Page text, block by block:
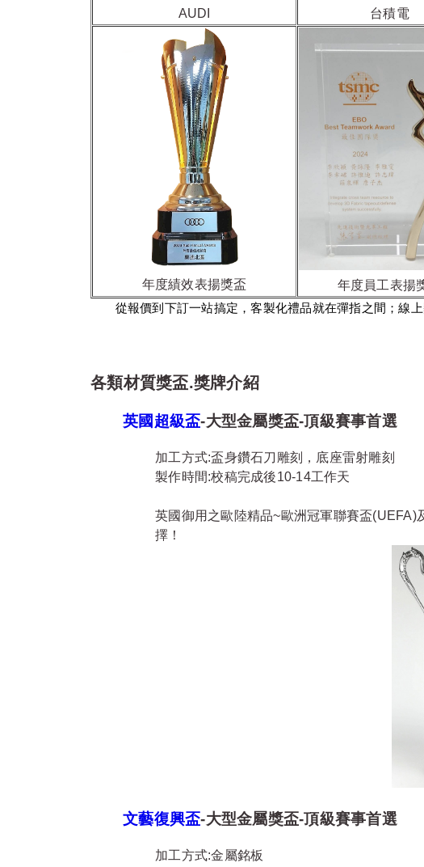
AUDI 台積電
年度績效表揚獎盃 年度員工表揚
從報價到下訂一站搞定，客製化禮品就在彈指之間；線上
各類材質獎盃.獎牌介紹
英國超級盃-大型金屬獎盃-頂級賽事首選
加工方式:盃身鑽石刀雕刻，底座雷射雕刻
製作時間:校稿完成後10-14工作天
英國御用之歐陸精品~歐洲冠軍聯賽盃
擇！
文藝復興盃-大型金屬獎盃-頂級賽事首選
加工方式:金屬銘板